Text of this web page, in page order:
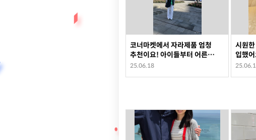
코너마켓에서 자라제품 엄청
추천이요! 아이들부터 어른들
모두 디자인이며 색감이며 다
25.06.18
시원
입했